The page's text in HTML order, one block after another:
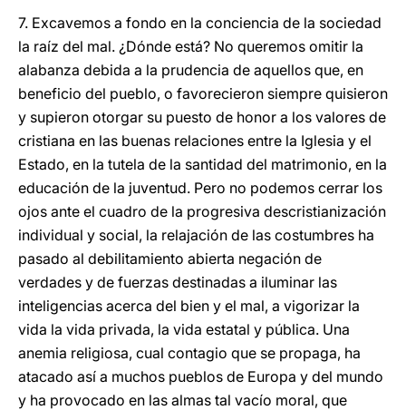
7. Excavemos a fondo en la conciencia de la sociedad
la raíz del mal. ¿Dónde está? No queremos omitir la
alabanza debida a la prudencia de aquellos que, en
beneficio del pueblo, o favorecieron siempre quisieron
y supieron otorgar su puesto de honor a los valores de
cristiana en las buenas relaciones entre la Iglesia y el
Estado, en la tutela de la santidad del matrimonio, en la
educación de la juventud. Pero no podemos cerrar los
ojos ante el cuadro de la progresiva descristianización
individual y social, la relajación de las costumbres ha
pasado al debilitamiento abierta negación de
verdades y de fuerzas destinadas a iluminar las
inteligencias acerca del bien y el mal, a vigorizar la
vida la vida privada, la vida estatal y pública. Una
anemia religiosa, cual contagio que se propaga, ha
atacado así a muchos pueblos de Europa y del mundo
y ha provocado en las almas tal vacío moral, que